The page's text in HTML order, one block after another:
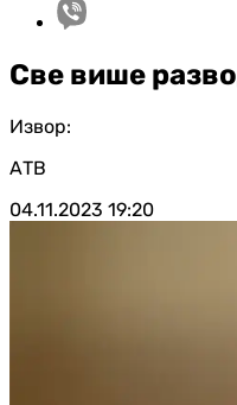
Све више
Извор:
АТВ
04.11.2023 19:20